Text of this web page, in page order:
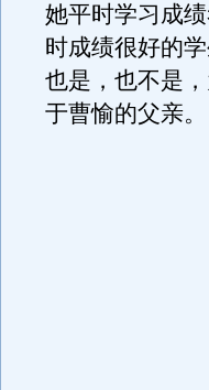
她平时学习成
时成绩很好的
也是，也不是
于曹愉的父亲。